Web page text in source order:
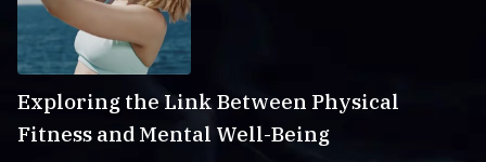
Exploring the Link Between Physical
Fitness and Mental Well-Being